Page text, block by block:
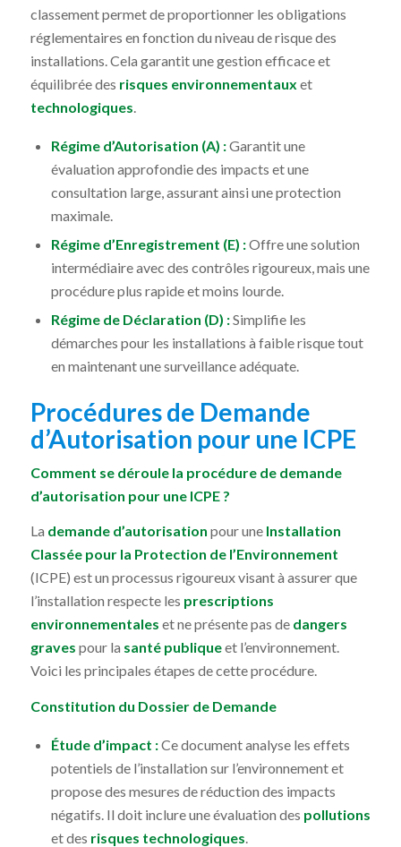
classement permet de proportionner les obligations
réglementaires en fonction du niveau de risque des
installations. Cela garantit une gestion efficace et
équilibrée des risques environnementaux et
technologiques.
Régime d’Autorisation (A) :Garantit une
évaluation approfondie des impacts et une
consultation large, assurant ainsi une protection
maximale.
Régime d’Enregistrement (E) :Offre une solution
intermédiaire avec des contrôles rigoureux, mais une
procédure plus rapide et moins lourde.
Régime de Déclaration (D) :Simplifie les
démarches pour les installations à faible risque tout
en maintenant une surveillance adéquate.
Procédures de Demande
d’Autorisation pour une ICPE
Comment se déroule la procédure de demande
d’autorisation pour une ICPE ?
La demande d’autorisation pour une Installation
Classée pour la Protection de l’Environnement
(ICPE) est un processus rigoureux visant à assurer que
l’installation respecte les prescriptions
environnementales et ne présente pas de dangers
graves pour la santé publiqueet l’environnement.
Voici les principales étapes de cette procédure.
Constitution du Dossier de Demande
Étude d’impact :Ce document analyse les effets
potentiels de l’installation sur l’environnement et
propose des mesures de réduction des impacts
négatifs. Il doit inclure une évaluation des pollutions
et des risques technologiques